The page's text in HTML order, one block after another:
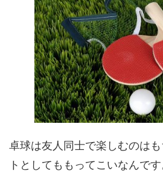
卓球は友人同士で楽しむのは
トとしてももってこいなんです